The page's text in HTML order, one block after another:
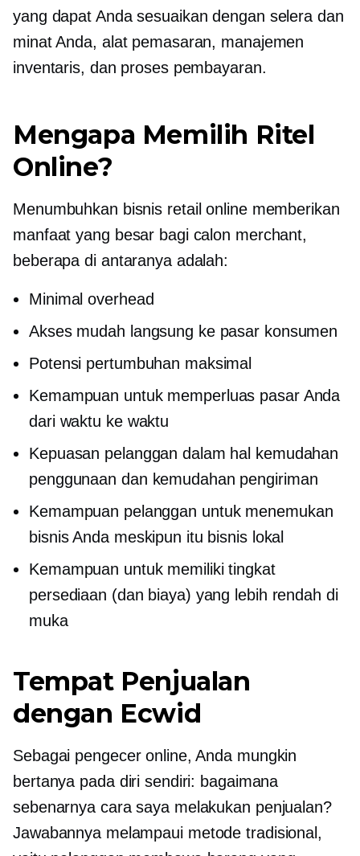
yang dapat Anda sesuaikan dengan selera dan
minat Anda, alat pemasaran, manajemen
inventaris, dan proses pembayaran.
Mengapa Memilih Ritel
Online?
Menumbuhkan bisnis retail online memberikan
manfaat yang besar bagi calon merchant,
beberapa di antaranya adalah:
Minimal overhead
Akses mudah langsung ke pasar konsumen
Potensi pertumbuhan maksimal
Kemampuan untuk memperluas pasar Anda
dari waktu ke waktu
Kepuasan pelanggan dalam hal kemudahan
penggunaan dan kemudahan pengiriman
Kemampuan pelanggan untuk menemukan
bisnis Anda meskipun itu bisnis lokal
Kemampuan untuk memiliki tingkat
persediaan (dan biaya) yang lebih rendah di
muka
Tempat Penjualan
dengan Ecwid
Sebagai pengecer online, Anda mungkin
bertanya pada diri sendiri: bagaimana
sebenarnya cara saya melakukan penjualan?
Jawabannya melampaui metode tradisional,